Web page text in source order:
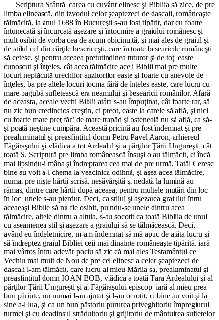
Scriptura Sfântă, carea cu cuvânt elinesc şi Bibliia să zice, de pre
limba elinească, din izvodul celor şeaptezeci de dascali, româneaşte
tălmăcită, la anul 1688 în Bucureşti s-au fost tipărit, dar cu foarte
întunecată şi încurcată aşezare şi întocmire a graiului românesc şi
mult osibit de vorba cea de acum obicinuită, şi mai ales de graiul şi
de stilul cel din cărţile besericeşti, care în toate besearicile româneşti
să cetesc, şi pentru aceaea pretutindinea tuturor şi de toţi easte
cunoscut şi înţeles, cât acea tălmăcire aceii Biblii mai pre multe
locuri neplăcută urechilor auzitorilor easte şi foarte cu anevoie de
înţeles, ba pre altele locuri tocma fără de înţeles easte, care lucru cu
mare pagubă sufletească era neamului şi besearicii românilor. Afară
de aceasta, aceale vechi Biblii atâta s-au împuţinat, cât foarte rar, să
nu zic bun credincios creştin, ci preot, easte la carele să află, şi nici
cu foarte mare preţ făr’ de mare trapăd şi osteneală nu să află, ca să-
şi poată neştine cumpăra. Această pricină au fost îndemnat şi pre
prealuminatul şi preasfinţitul domn Petru Pavel Aaron, arhiereul
Făgăraşului şi vlădica a tot Ardealul şi a părţilor Ţării Ungureşti, cât
toată S. Scriptură pre limba românească însuşi o au tălmăcit, ci încă
mai lipsindu-i mâna şi îndreptarea cea mai de pre urmă, Tatăl Ceresc
bine au voit a-l chema la veacinica odihnă, şi aşea acea tălmăcire,
numai pre nişte hârtii scrisă, nesăvârşită şi nedată la lumină au
rămas, dintre care hârtii după aceaea, pentru multele mutări din loc
în loc, unele s-au pierdut. Deci, ca stilul şi aşezarea graiului întru
aceaeaşi Biblie să nu fie osibit, puindu-se unele dintru acea
tălmăcire, altele dintru a altuia, s-au socotit ca toată Bibliia de unul
cu aseamenea stil şi aşezare a graiului să se tălmăcească. Deci,
având eu îndeletnicire, m-am îndemnat să mă apuc de atâta lucru şi
să îndreptez graiul Bibliei ceii mai dinainte româneaşte tipărită, iară
mai vârtos întru adevăr pociu să zic că mai ales Testamântul cel
Vechiu mai mult de Nou de pre cel elinesc a celor şeaptezeci de
dascali l-am tălmăcit, care lucru al mieu Măriia sa, prealuminatul şi
preasfinţitul domn IOAN BOB, vlădica a toată Ţara Ardealului şi al
părţilor Ţării Ungureşti şi al Făgăraşului episcop, iară al mieu prea
bun părinte, nu numai l-au ajutat şi l-au ocrotit, ci bine au voit şi la
sine a-l lua, şi ca un bun păstoriu pururea priveghitoriu împregiurul
turmei şi cu deadinsul străduitoriu şi grijitoriu de mântuirea sufletelor